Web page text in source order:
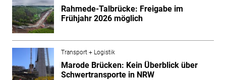
Rahmede-Talbrücke: Freigabe im
Frühjahr 2026 möglich
Transport + Logistik
Marode Brücken: Kein Überblick über
Schwertransporte in NRW